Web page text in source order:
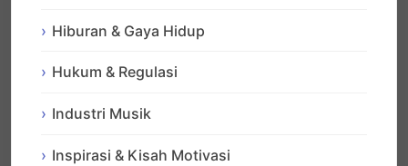
Hiburan & Gaya Hidup
Hukum & Regulasi
Industri Musik
Inspirasi & Kisah Motivasi